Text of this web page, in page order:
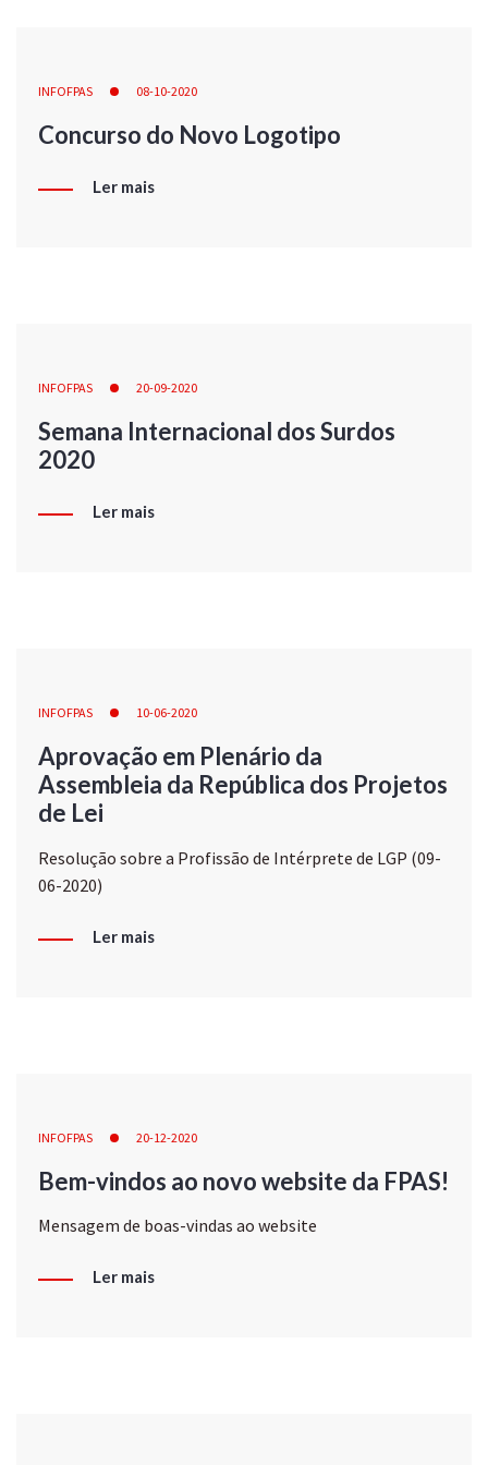
INFOFPAS 08-10-2020
Concurso do Novo Logotipo
Ler mais
INFOFPAS 20-09-2020
Semana Internacional dos Surdos
2020
Ler mais
INFOFPAS 10-06-2020
Aprovação em Plenário da
Assembleia da República dos Projetos
de Lei
Resolução sobre a Profissão de Intérprete de LGP (09-
06-2020)
Ler mais
INFOFPAS 20-12-2020
Bem-vindos ao novo website da FPAS!
Mensagem de boas-vindas ao website
Ler mais